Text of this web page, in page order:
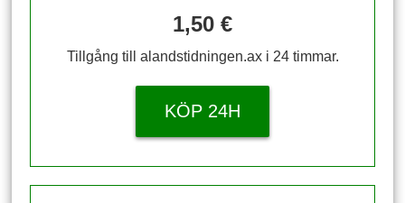
1,50 €
Tillgång till alandstidningen.ax i 24 timmar.
KÖP 24H